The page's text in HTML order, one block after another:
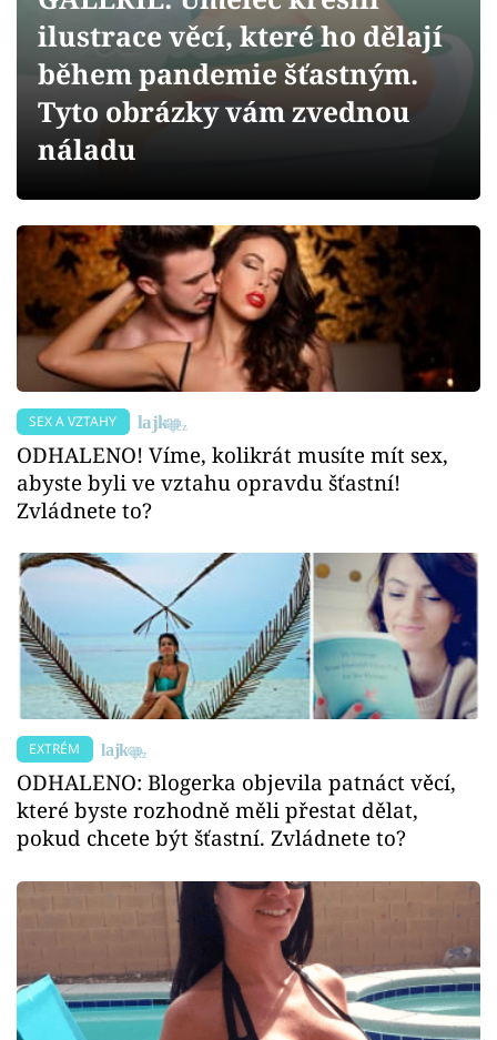
Videa
Sledujte prima+
Sledujte nás
ilustrace věcí, které ho dělají
během pandemie šťastným.
Tyto obrázky vám zvednou
náladu
SEX A VZTAHY
ODHALENO! Víme, kolikrát musíte mít sex,
abyste byli ve vztahu opravdu šťastní!
Zvládnete to?
EXTRÉM
ODHALENO: Blogerka objevila patnáct věcí,
které byste rozhodně měli přestat dělat,
pokud chcete být šťastní. Zvládnete to?